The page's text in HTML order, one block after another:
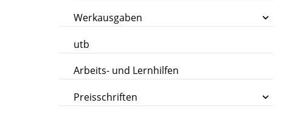
Werkausgaben
utb
Arbeits- und Lernhilfen
Preisschriften